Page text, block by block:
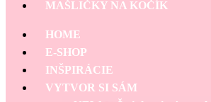
MAŠLIČKY NA KOČÍK
HOME
E-SHOP
INŠPIRÁCIE
VYTVOR SI SÁM